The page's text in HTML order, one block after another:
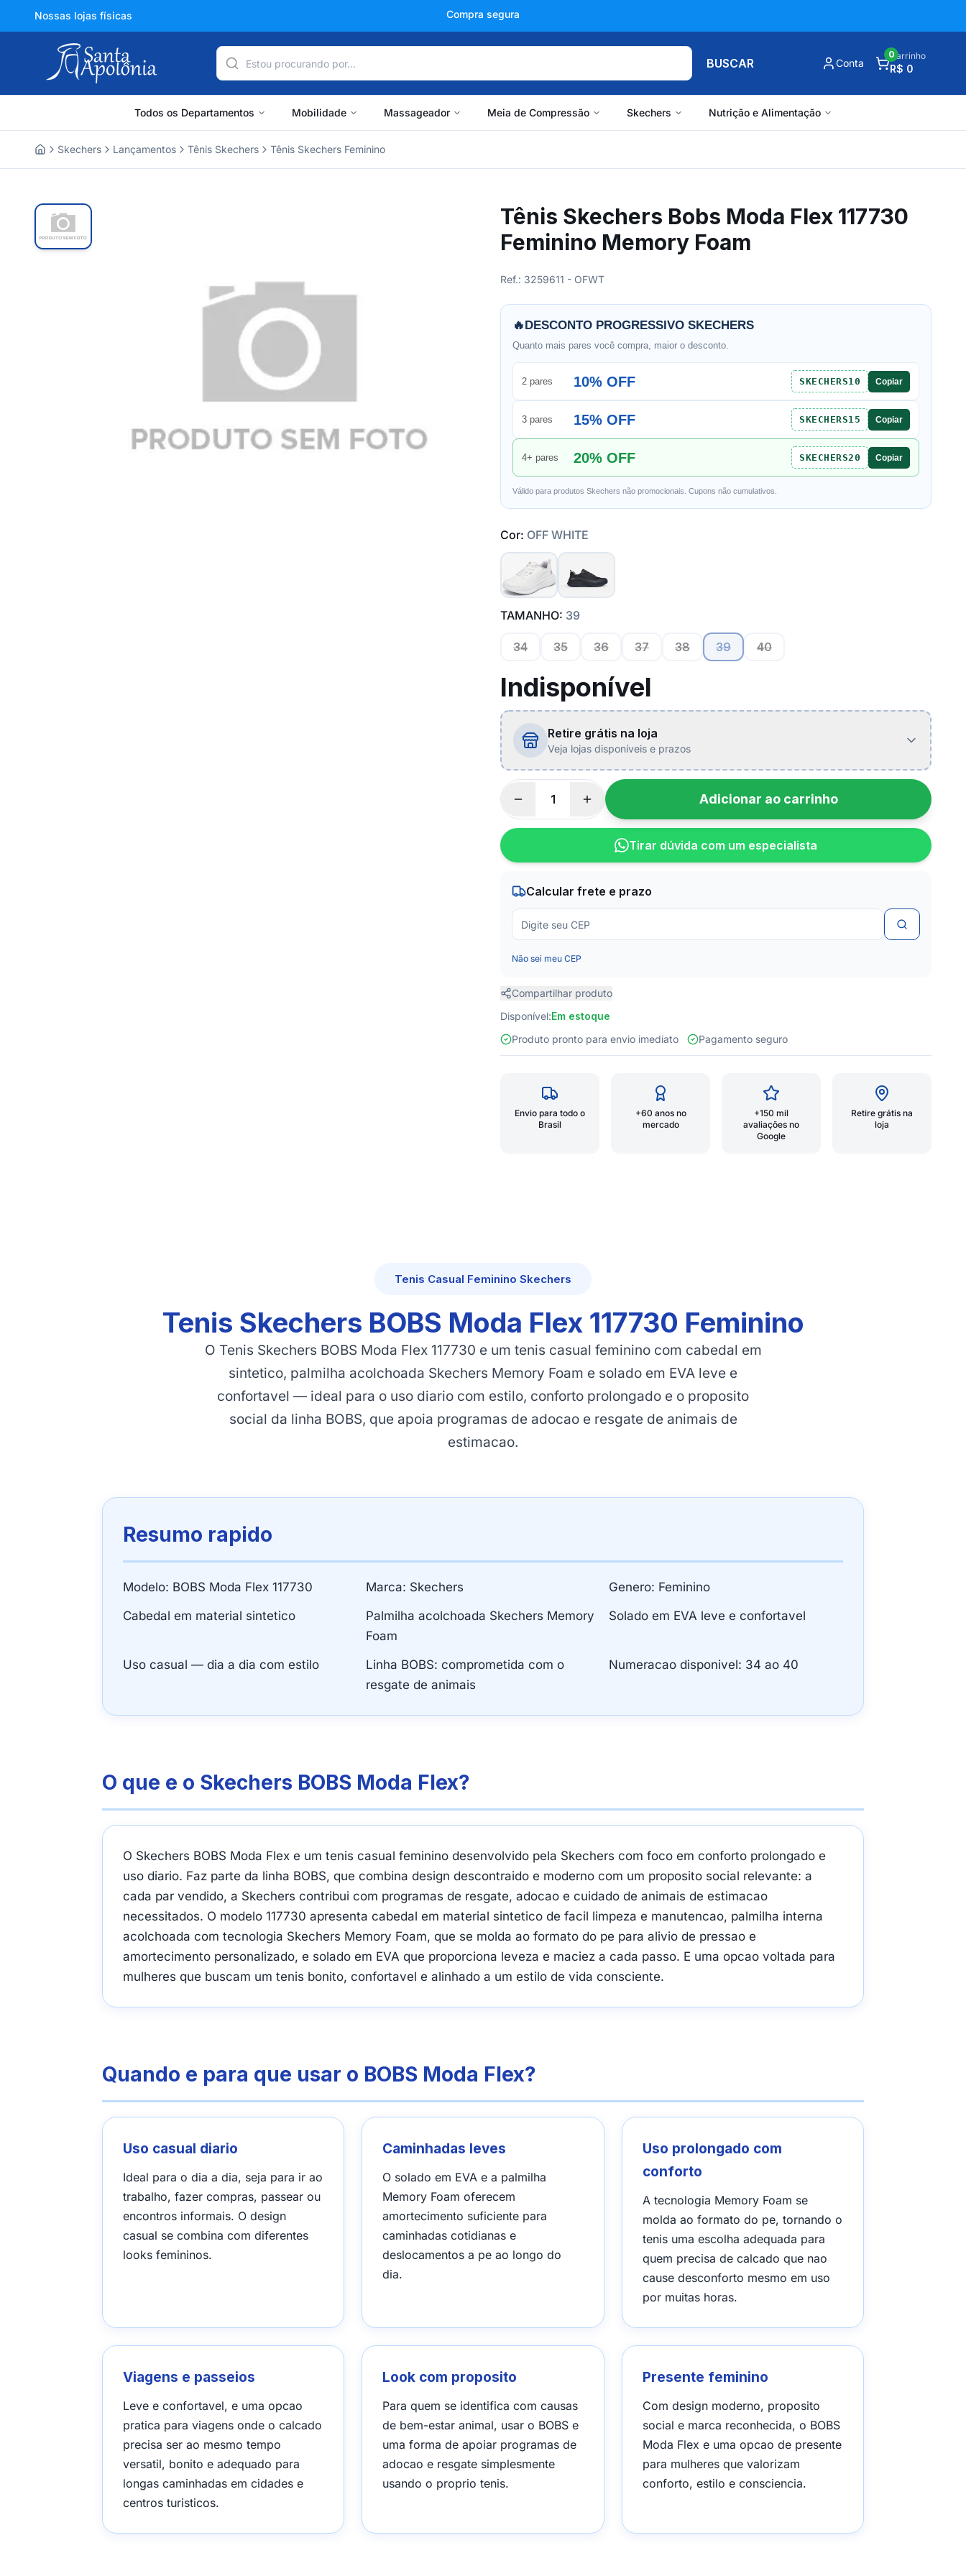
Nossas lojas físicas +150 mil avaliações
BUSCAR Conta
Carrinho
R$ 0
0
Todos os Departamentos Mobilidade Massageador Meia de Compressão Skechers Nutrição e Alimentação
Skechers Lançamentos Tênis Skechers Tênis Skechers Feminino
Tênis Skechers Bobs Moda Flex 117730
Feminino Memory Foam
Ref.: 3259611 - OFWT
🔥DESCONTO PROGRESSIVO SKECHERS
Quanto mais pares você compra, maior o desconto.
2 pares 10% OFF SKECHERS10 Copiar
3 pares 15% OFF SKECHERS15 Copiar
4+ pares 20% OFF SKECHERS20 Copiar
Válido para produtos Skechers não promocionais. Cupons não cumulativos.
Cor: OFF WHITE
TAMANHO: 39
34 35 36 37 38 39 40
Indisponível
Retire grátis na loja
Veja lojas disponíveis e prazos
Adicionar ao carrinho
Tirar dúvida com um especialista
Calcular frete e prazo
Não sei meu CEP
Compartilhar produto
Disponível:Em estoque
Produto pronto para envio imediato
Pagamento seguro
Envio para todo o
Brasil
+60 anos no
mercado
+150 mil
avaliações no
Google
Retire grátis na
loja
Tenis Casual Feminino Skechers
Tenis Skechers BOBS Moda Flex 117730 Feminino
O Tenis Skechers BOBS Moda Flex 117730 e um tenis casual feminino com cabedal em
sintetico, palmilha acolchoada Skechers Memory Foam e solado em EVA leve e
confortavel — ideal para o uso diario com estilo, conforto prolongado e o proposito
social da linha BOBS, que apoia programas de adocao e resgate de animais de
estimacao.
Resumo rapido
Modelo: BOBS Moda Flex 117730 Marca: Skechers
Genero: Feminino
Cabedal em material sintetico
Palmilha acolchoada Skechers Memory
Foam
Solado em EVA leve e confortavel
Uso casual — dia a dia com estilo
Linha BOBS: comprometida com o
resgate de animais
Numeracao disponivel: 34 ao 40
O que e o Skechers BOBS Moda Flex?
O Skechers BOBS Moda Flex e um tenis casual feminino desenvolvido pela Skechers com foco em conforto prolongado e
uso diario. Faz parte da linha BOBS, que combina design descontraido e moderno com um proposito social relevante: a
cada par vendido, a Skechers contribui com programas de resgate, adocao e cuidado de animais de estimacao
necessitados. O modelo 117730 apresenta cabedal em material sintetico de facil limpeza e manutencao, palmilha interna
acolchoada com tecnologia Skechers Memory Foam, que se molda ao formato do pe para alivio de pressao e
amortecimento personalizado, e solado em EVA que proporciona leveza e maciez a cada passo. E uma opcao voltada para
mulheres que buscam um tenis bonito, confortavel e alinhado a um estilo de vida consciente.
Quando e para que usar o BOBS Moda Flex?
Uso casual diario
Ideal para o dia a dia, seja para ir ao
trabalho, fazer compras, passear ou
encontros informais. O design
casual se combina com diferentes
looks femininos.
Caminhadas leves
O solado em EVA e a palmilha
Memory Foam oferecem
amortecimento suficiente para
caminhadas cotidianas e
deslocamentos a pe ao longo do
dia.
Uso prolongado com
conforto
A tecnologia Memory Foam se
molda ao formato do pe, tornando o
tenis uma escolha adequada para
quem precisa de calcado que nao
cause desconforto mesmo em uso
por muitas horas.
Viagens e passeios
Leve e confortavel, e uma opcao
pratica para viagens onde o calcado
precisa ser ao mesmo tempo
versatil, bonito e adequado para
longas caminhadas em cidades e
centros turisticos.
Look com proposito
Para quem se identifica com causas
de bem-estar animal, usar o BOBS e
uma forma de apoiar programas de
adocao e resgate simplesmente
usando o proprio tenis.
Presente feminino
Com design moderno, proposito
social e marca reconhecida, o BOBS
Moda Flex e uma opcao de presente
para mulheres que valorizam
conforto, estilo e consciencia.